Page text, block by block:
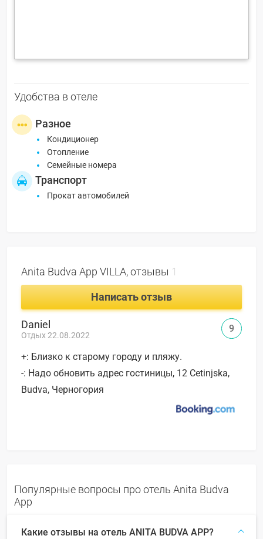
Удобства в отеле
Разное
Кондиционер
Отопление
Семейные номера
Транспорт
Прокат автомобилей
Anita Budva App VILLA, отзывы 1
Написать отзыв
Daniel
Отдых 22.08.2022
+: Близко к старому городу и пляжу.
-: Надо обновить адрес гостиницы, 12 Cetinjska,
Budva, Черногория
9
Популярные вопросы про отель Anita Budva
App
Какие отзывы на отель ANITA BUDVA APP?